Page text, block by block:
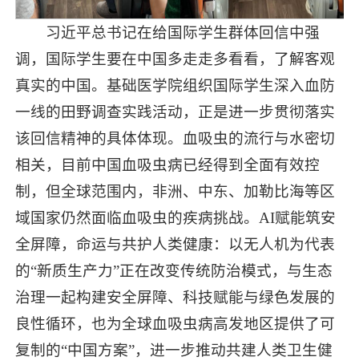
习近平总书记在给国际学生群体回信中强
调，国际学生要在中国多走走多看看，了解客观
真实的中国。基础医学院组织国际学生深入血防
一线的田野调查实践活动，正是进一步贯彻落实
该回信精神的具体体现。血吸虫的流行与水密切
相关，目前中国血吸虫病已经得到全面有效控
制，但全球范围内，非洲、中东、加勒比海等区
域国家仍然面临血吸虫的疾病挑战。AI赋能筑安
全屏障，命运与共护人类健康：以无人机为代表
的“新质生产力”正在改变传统防治模式，与生态
治理一起构建安全屏障、科技赋能与绿色发展的
良性循环，也为全球血吸虫病高发地区提供了可
复制的“中国方案”，进一步推动共建人类卫生健